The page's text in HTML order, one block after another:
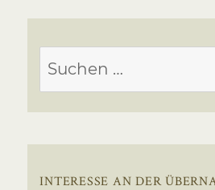
Suchen
nach:
INTERESSE AN DER